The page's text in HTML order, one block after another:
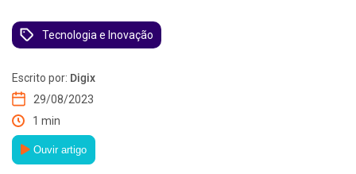
Tecnologia e Inovação
Escrito por: Digix
29/08/2023
1 min
Ouvir artigo